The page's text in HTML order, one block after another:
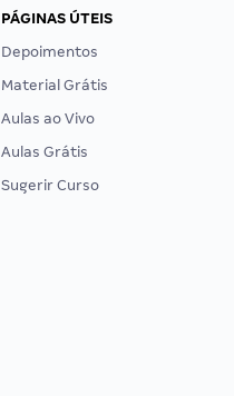
PÁGINAS ÚTEIS
Depoimentos
Material Grátis
Aulas ao Vivo
Aulas Grátis
Sugerir Curso